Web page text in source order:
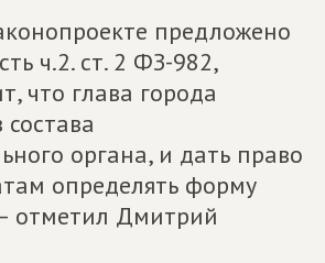
предложено
ч.2. ст. 2 ФЗ-982,
что глава города
состава
органа, и дать право
определять форму
отметил Дмитрий